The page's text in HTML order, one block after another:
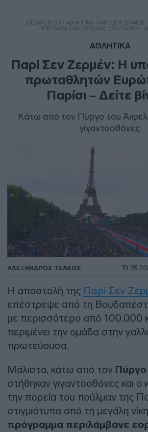
DEBATER.GR / ΑΘΛΗΤΙΚΑ/ ΠΑΡΊ ΣΕΝ
ΠΡΩΤΑΘΛΗΤΏΝ ΕΥΡΏΠΗΣ ΣΤΟ ΠΑΡΊΣΙ –
ΑΘΛΗΤΙΚΑ
Παρί Σεν Ζερμέν: Η
πρωταθλητών
Παρίσι – Δείτε
Κάτω από τον Πύργο του Άιφελ
γιγαντοοθόνες
ΑΛΈΞΑΝΔΡΟΣ ΤΣΆΚΟΣ
Η αποστολή της Παρί Σεν
επέστρεψε από τη
με περισσότερο από 100.000
περιμένει την ομάδα στην
πρωτεύουσα.
Μάλιστα, κάτω από τον
στήθηκαν γιγαντοοθόνες και ο
την πορεία του πούλμαν της
στιγμιότυπα από τη μεγάλη
πρόγραμμα περιλάμβανε